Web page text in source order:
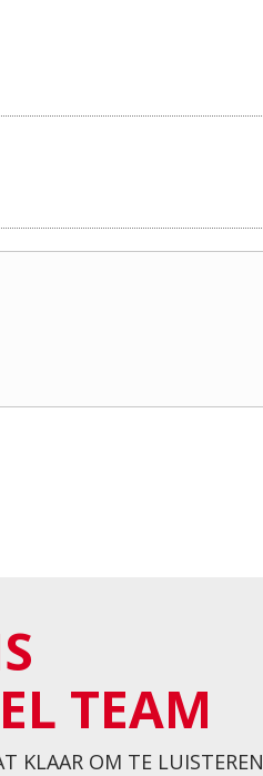
TEAM
KLAAR OM TE LUISTEREN